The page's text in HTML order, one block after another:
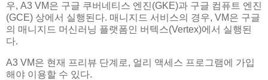
우, A3 VM은 구글 쿠버네티스 엔진(GKE)과 구글 컴퓨트 엔진
(GCE) 상에서 실행된다. 매니지드 서비스의 경우, VM은 구글
의 매니지드 머신러닝 플랫폼인 버텍스(Vertex)에서 실행된
다.
A3 VM은 현재 프리뷰 단계로, 얼리 액세스 프로그램에 가입
해야 이용할 수 있다.